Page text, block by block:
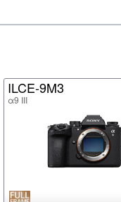
ILCE-9M3
α9 III